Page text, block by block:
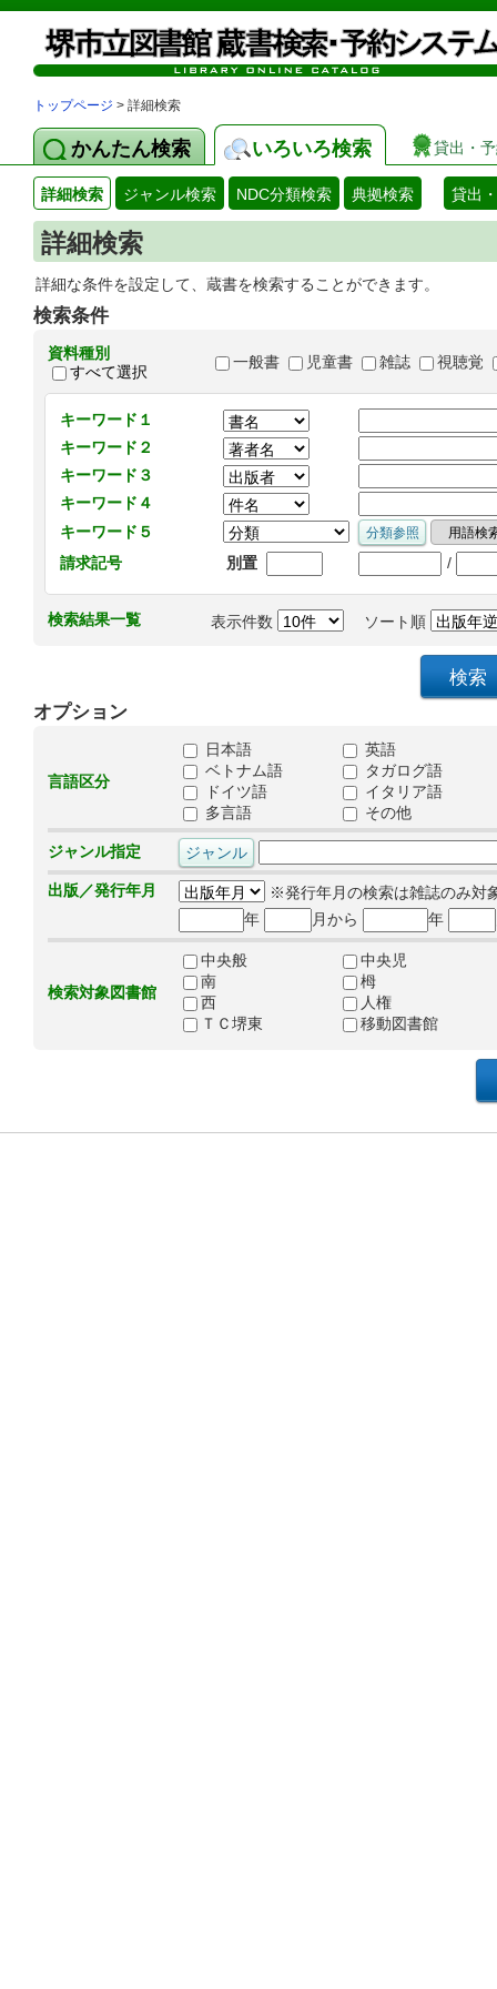
トップページ > 詳細検索
かんたん検索 いろいろ検索 貸出・
詳細検索 ジャンル検索 NDC分類検索 典拠検索 貸出
詳細検索
詳細な条件を設定して、蔵書を検索することができます。
検索条件
資料種別
すべて選択
一般書 児童書 雑誌 視聴覚
キーワード１
キーワード２
キーワード３
キーワード４
キーワード５
請求記号
別置 /
検索結果一覧 表示件数 ソート順
オプション
言語区分
日本語
英語
ベトナム語
タガログ語
ドイツ語
イタリア語
多言語
その他
ジャンル指定
出版／発行年月
※発行年月の検索は雑誌のみ対
年
月から 年
検索対象図書館
中央般
中央児
南
栂
西
人権
ＴＣ堺東
移動図書館